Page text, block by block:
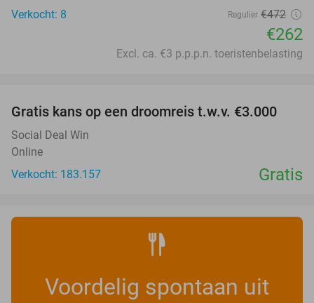
Verkocht: 8
Regulier €472
€262
Excl. ca. €3 p.p.p.n. toeristenbelasting
Gratis kans op een droomreis t.w.v. €3.000
Social Deal Win
Online
Verkocht: 183.157
Gratis
Voordelig spontaan uit